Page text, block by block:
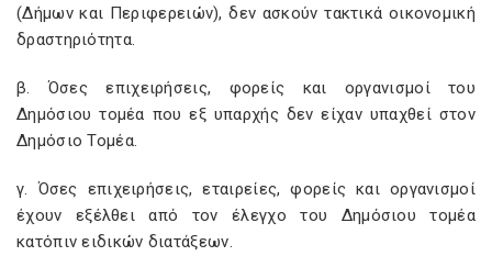
(Δήμων και Περιφερειών), δεν ασκούν τακτικά οικονομική
δραστηριότητα.
β. Όσες επιχειρήσεις, φορείς και οργανισμοί του
Δημόσιου τομέα που εξ υπαρχής δεν είχαν υπαχθεί στον
Δημόσιο Τομέα.
γ. Όσες επιχειρήσεις, εταιρείες, φορείς και οργανισμοί
έχουν εξέλθει από τον έλεγχο του Δημόσιου τομέα
κατόπιν ειδικών διατάξεων.